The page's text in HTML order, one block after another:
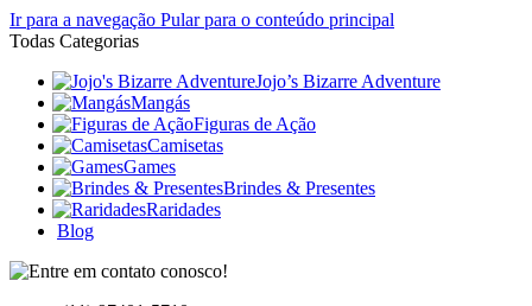
Ir para a navegação Pular para o conteúdo principal
Todas Categorias
Jojo’s Bizarre Adventure
Mangás
Figuras de Ação
Camisetas
Games
Brindes & Presentes
Raridades
Blog